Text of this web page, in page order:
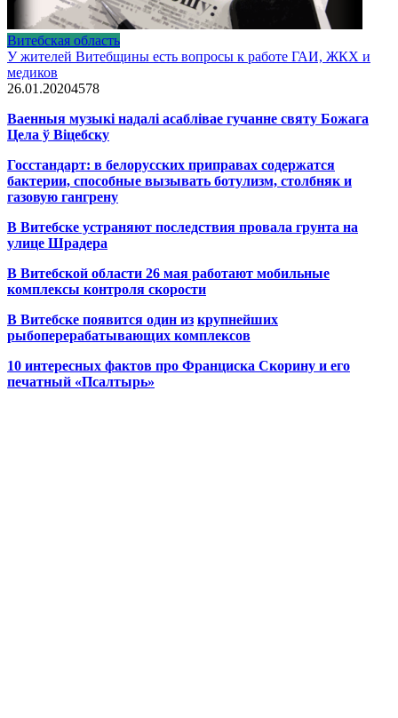
Витебская область
У жителей Витебщины есть вопросы к работе ГАИ, ЖКХ и
медиков
26.01.20204578
Ваенныя музыкі надалі асаблівае гучанне святу Божага
Цела ў Віцебску
Госстандарт: в белорусских приправах содержатся
бактерии, способные вызывать ботулизм, столбняк и
газовую гангрену
В Витебске устраняют последствия провала грунта на
улице Шрадера
В Витебской области 26 мая работают мобильные
комплексы контроля скорости
В Витебске появится один из крупнейших
рыбоперерабатывающих комплексов
10 интересных фактов про Франциска Скорину и его
печатный «Псалтырь»